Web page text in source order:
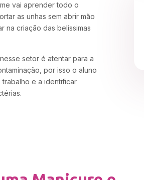
vai aprender todo o
as unhas sem abrir mão
na criação das belíssimas
setor é atentar para a
por isso o aluno
e a identificar